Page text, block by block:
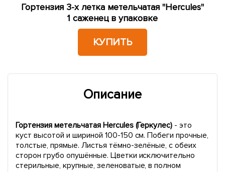
Гортензия 3-х летка метельчатая "Hercules"
1 саженец в упаковке
КУПИТЬ
Описание
Гортензия метельчатая Hercules (Геркулес) - это
куст высотой и шириной 100-150 см. Побеги прочные,
толстые, прямые. Листья тёмно-зелёные, с обеих
сторон грубо опушённые. Цветки исключительно
стерильные, крупные, зеленоватые, в полном